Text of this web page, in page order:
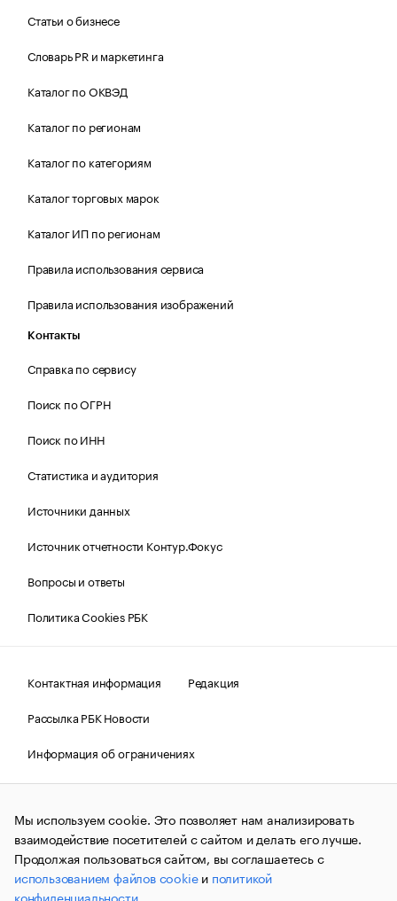
Статьи о бизнесе
Словарь PR и маркетинга
Каталог по ОКВЭД
Каталог по регионам
Каталог по категориям
Каталог торговых марок
Каталог ИП по регионам
Правила использования сервиса
Правила использования изображений
Контакты
Справка по сервису
Поиск по ОГРН
Поиск по ИНН
Статистика и аудитория
Источники данных
Источник отчетности Контур.Фокус
Вопросы и ответы
Политика Cookies РБК
Контактная информация
Редакция
Рассылка РБК Новости
Информация об ограничениях
Правовая информация
О соблюдении авторских прав
© АО «РОСБИЗНЕСКОНСАЛТИНГ»,1995–2026.Сообщения
и материалы информационного агентства «РБК»
(зарегистрировано Федеральной службой по надзору в сфере
связи, информационных технологий и массовых
коммуникаций (Роскомнадзор) 09.12.2015 за номером ИА
№ФС77-63848) сопровождаются пометкой «РБК». Отдельные
Мы используем cookie. Это позволяет нам анализировать
взаимодействие посетителей с сайтом и делать его лучше.
Продолжая пользоваться сайтом, вы соглашаетесь с
использованием файлов cookieи политикой
конфиденциальности.